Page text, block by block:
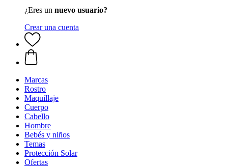
¿Eres un nuevo usuario?
Crear una cuenta
Marcas
Rostro
Maquillaje
Cuerpo
Cabello
Hombre
Bebés y niños
Temas
Protección Solar
Ofertas